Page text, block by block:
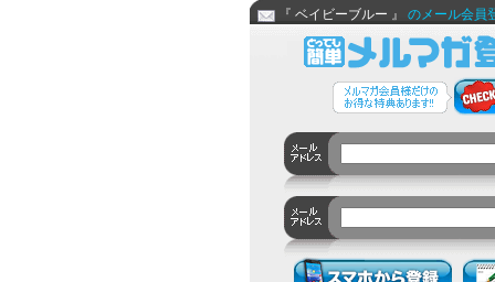
『 ベイビーブルー 』 のメール会員